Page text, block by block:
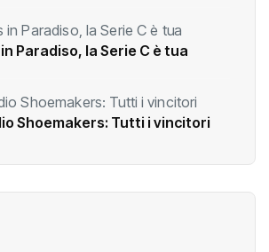
Paradiso, la Serie C è tua
Shoemakers: Tutti i vincitori